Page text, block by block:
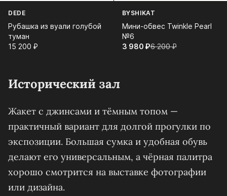
DEDE
Рубашка из вуали голубой
туман
15 200⁠ ⁠₽
BYSHIKAT
Мини-обвес Twinkle Pearl
№6
3 980⁠ ⁠₽6 200⁠ ⁠₽
Исторический зал
Жакет с джинсами и тёмным топом —
практичный вариант для долгой прогулки по
экспозиции. Большая сумка и удобная обувь
делают его универсальным, а чёрная палитра
хорошо смотрится на выставке фотографии
или дизайна.